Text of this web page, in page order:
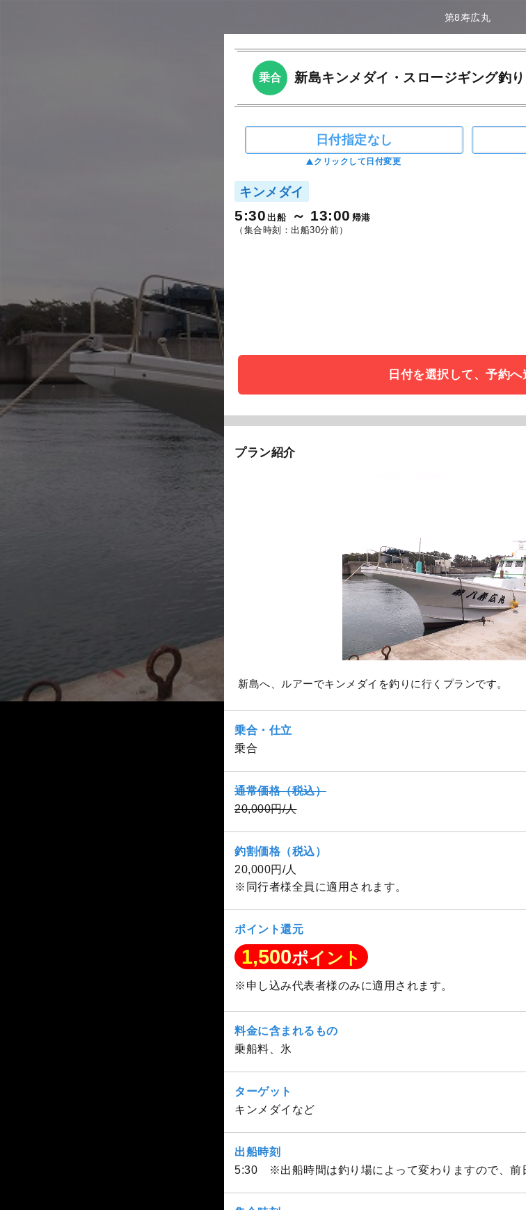
第8寿広丸
乗合 新島キンメダイ・スロージギング釣
日付指定なし
クリックして日付変更
キンメダイ
5:30 出船 13:00 帰港
（集合時刻：出船30分前）
日付を選択して、予約へ
プラン紹介
新島へ、ルアーでキンメダイを釣りに行くプランです。
乗合・仕立
乗合
通常価格（税込）
20,000円/人
釣割価格（税込）
20,000円/人
※同行者様全員に適用されます。
ポイント還元
1,500ポイント
※申し込み代表者様のみに適用されます。
料金に含まれるもの
乗船料、氷
ターゲット
キンメダイなど
出船時刻
5:30 ※出船時間は釣り場によって変わりますので、前